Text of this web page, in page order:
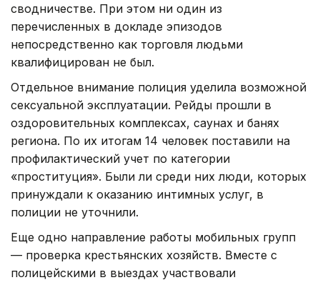
сводничестве. При этом ни один из
перечисленных в докладе эпизодов
непосредственно как торговля людьми
квалифицирован не был.
Отдельное внимание полиция уделила возможной
сексуальной эксплуатации. Рейды прошли в
оздоровительных комплексах, саунах и банях
региона. По их итогам 14 человек поставили на
профилактический учет по категории
«проституция». Были ли среди них люди, которых
принуждали к оказанию интимных услуг, в
полиции не уточнили.
Еще одно направление работы мобильных групп
— проверка крестьянских хозяйств. Вместе с
полицейскими в выездах участвовали